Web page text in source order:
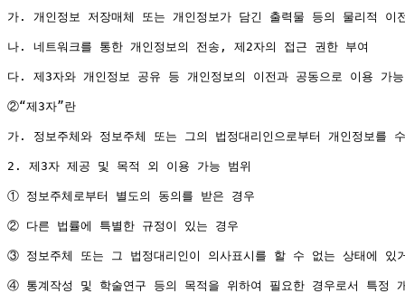
가. 개인정보 저장매체 또는 개인정보가 담긴 출력물 등의 물리적 이
나. 네트워크를 통한 개인정보의 전송, 제2자의 접근 권한 부여
다. 제3자와 개인정보 공유 등 개인정보의 이전과 공동으로 이용 가
②“제3자”란
가. 정보주체와 정보주체 또는 그의 법정대리인으로부터 개인정보를
2. 제3자 제공 및 목적 외 이용 가능 범위
① 정보주체로부터 별도의 동의를 받은 경우
② 다른 법률에 특별한 규정이 있는 경우
③ 정보주체 또는 그 법정대리인이 의사표시를 할 수 없는 상태에 있
④ 통계작성 및 학술연구 등의 목적을 위하여 필요한 경우로서 특정